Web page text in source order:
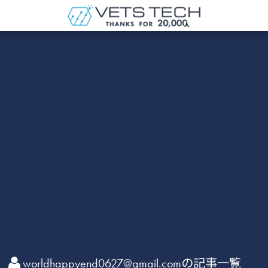
worldhappyend0627@gmail.comの記事一覧